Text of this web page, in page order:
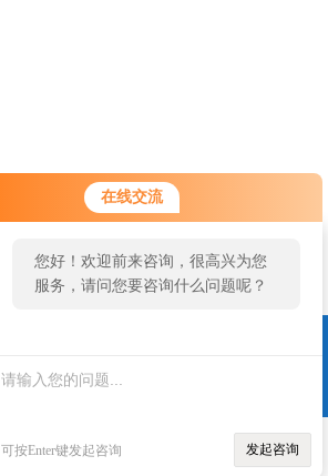
在线交流
您好！欢迎前来咨询，很高兴为您
服务，请问您要咨询什么问题呢？
可按Enter键发起咨询 发起咨询